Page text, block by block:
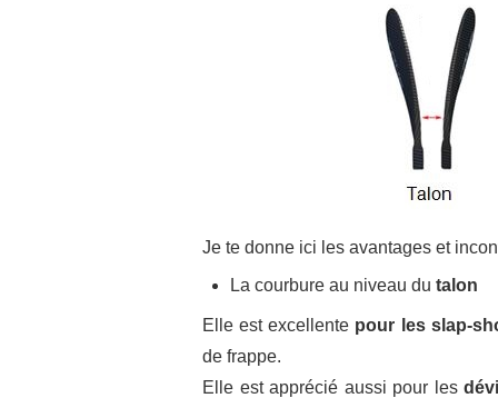
Je te donne ici les avantages et
La courbure au niveau du talon
Elle est excellente pour les slap-
de frappe.
Elle est apprécié aussi pour les